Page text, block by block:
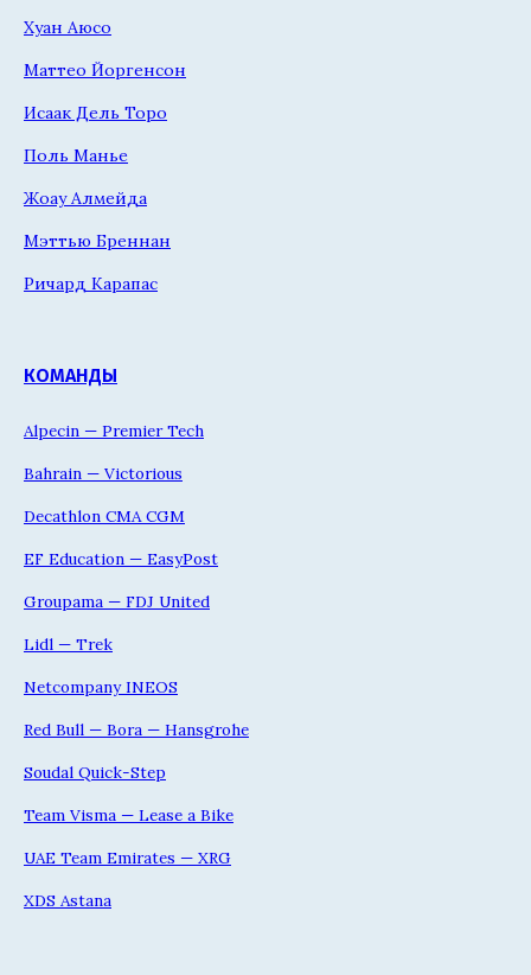
Хуан Аюсо
Маттео Йоргенсон
Исаак Дель Торо
Поль Манье
Жоау Алмейда
Мэттью Бреннан
Ричард Карапас
КОМАНДЫ
Alpecin — Premier Tech
Bahrain — Victorious
Decathlon CMA CGM
EF Education — EasyPost
Groupama — FDJ United
Lidl — Trek
Netcompany INEOS
Red Bull — Bora — Hansgrohe
Soudal Quick-Step
Team Visma — Lease a Bike
UAE Team Emirates — XRG
XDS Astana